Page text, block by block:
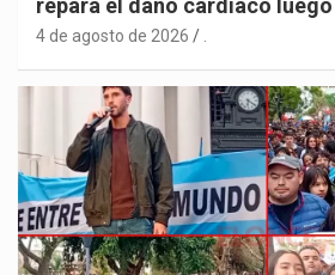
repara el daño cardíaco
4 de agosto de 2026